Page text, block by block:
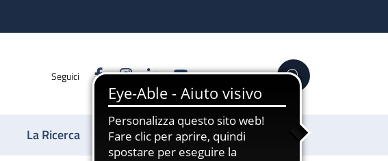
Seguici FacebookInstagram
LinkedinYouTube Cerca
La Ricerca Sostienici